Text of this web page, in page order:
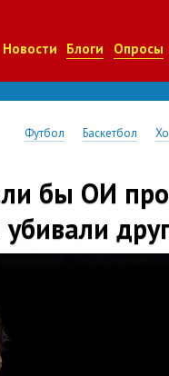
Новости Блоги Опросы
Футбол Баскетбол
бы ОИ